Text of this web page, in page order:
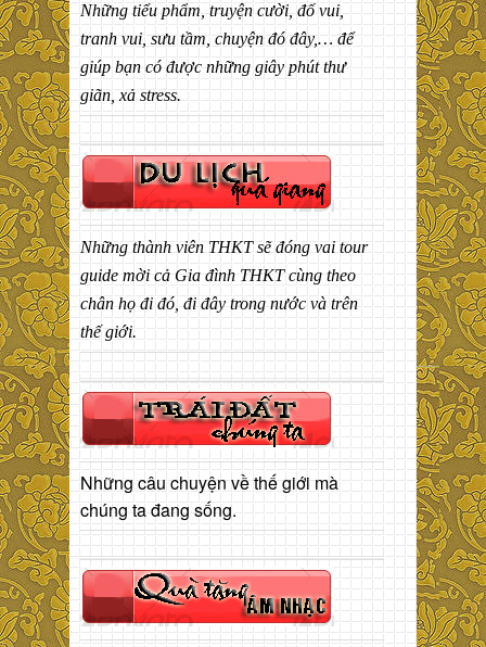
Những tiểu phẩm, truyện cười, đố vui,
tranh vui, sưu tầm, chuyện đó đây,… để
giúp bạn có được những giây phút thư
giãn, xả stress.
Những thành viên THKT sẽ đóng vai tour
guide mời cả Gia đình THKT cùng theo
chân họ đi đó, đi đây trong nước và trên
thế giới.
Những câu chuyện về thế giới mà
chúng ta đang sống.